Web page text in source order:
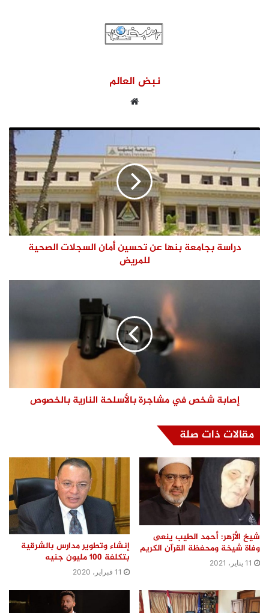
نبض العالم
دراسة بجامعة بنها عن تحسين أمان السجلات الصحية
للمريض
إصابة شخص في مشاجرة بالأسلحة النارية بالخصوص
مقالات ذات صلة
شيخ الأزهر: أحمد الطيب ينعى
وفاة شيخة ومحفظة القرآن الكريم
11 يناير، 2021
إنشاء وتطوير مدارس بالشرقية
بتكلفة 100 مليون جنيه
11 فبراير، 2020